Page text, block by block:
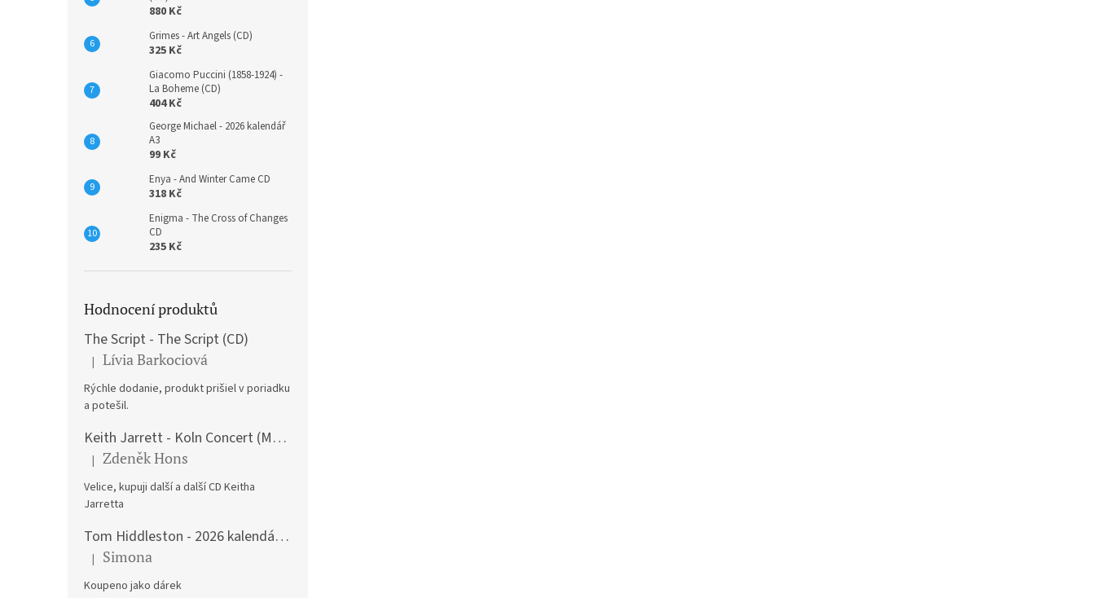
880 Kč
Grimes - Art Angels (CD)
325 Kč
Giacomo Puccini (1858-1924) -
La Boheme (CD)
404 Kč
George Michael - 2026 kalendář
A3
99 Kč
Enya - And Winter Came CD
318 Kč
Enigma - The Cross of Changes
CD
235 Kč
Hodnocení produktů
The Script - The Script (CD)
Hodnocení produktu je 5 z 5 hvězdiček.
| Lívia Barkociová
Rýchle dodanie, produkt prišiel v poriadku
a potešil.
Keith Jarrett - Koln Concert (Music CD)
Hodnocení produktu je 5 z 5 hvězdiček.
| Zdeněk Hons
Velice, kupuji další a další CD Keitha
Jarretta
Tom Hiddleston - 2026 kalendář A3
Hodnocení produktu je 5 z 5 hvězdiček.
| Simona
Koupeno jako dárek